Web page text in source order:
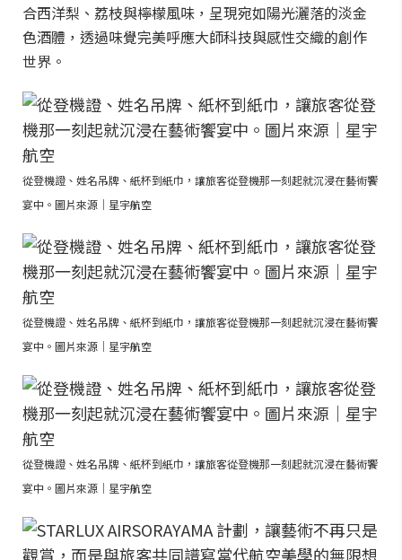
合西洋梨、荔枝與檸檬風味，呈現宛如陽光灑落的淡金
色酒體，透過味覺完美呼應大師科技與感性交織的創作
世界。
從登機證、姓名吊牌、紙杯到紙巾，讓旅客從登機那一刻起就沉浸在藝術饗
宴中。圖片來源｜星宇航空
從登機證、姓名吊牌、紙杯到紙巾，讓旅客從登機那一刻起就沉浸在藝術饗
宴中。圖片來源｜星宇航空
從登機證、姓名吊牌、紙杯到紙巾，讓旅客從登機那一刻起就沉浸在藝術饗
宴中。圖片來源｜星宇航空